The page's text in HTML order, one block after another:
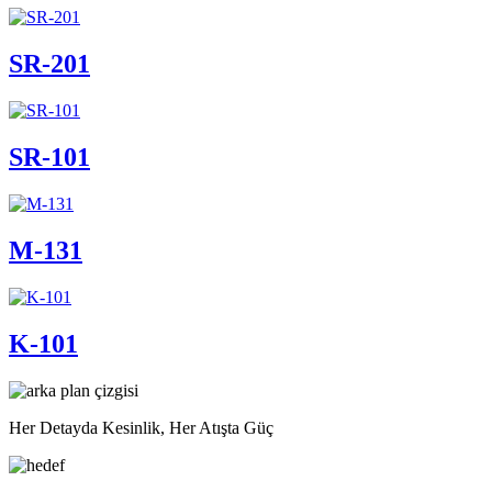
SR-201
SR-101
M-131
K-101
Her Detayda Kesinlik, Her Atışta Güç